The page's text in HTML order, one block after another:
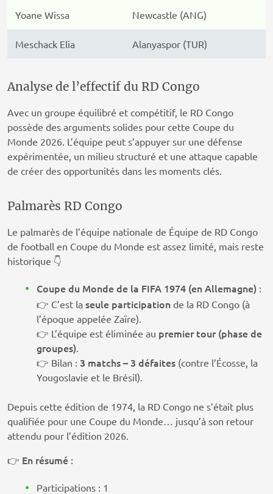
Yoane Wissa Newcastle (ANG)
Meschack Elia Alanyaspor (TUR)
Analyse de l’effectif du RD Congo
Avec un groupe équilibré et compétitif, le RD Congo
possède des arguments solides pour cette Coupe du
Monde 2026. L’équipe peut s’appuyer sur une défense
expérimentée, un milieu structuré et une attaque capable
de créer des opportunités dans les moments clés.
Palmarès RD Congo
Le palmarès de l’équipe nationale de Équipe de RD Congo
de football en Coupe du Monde est assez limité, mais reste
historique 👇
Coupe du Monde de la FIFA 1974 (en Allemagne) :
👉 C’est la seule participation de la RD Congo (à
l’époque appelée Zaïre).
👉 L’équipe est éliminée au premier tour (phase de
groupes)
👉 Bilan : 3 matchs – 3 défaites (contre l’Écosse, la
Yougoslavie et le Brésil).
Depuis cette édition de 1974, la RD Congo ne s’était plus
qualifiée pour une Coupe du Monde… jusqu’à son retour
attendu pour l’édition 2026.
👉 En résumé :
Participations : 1